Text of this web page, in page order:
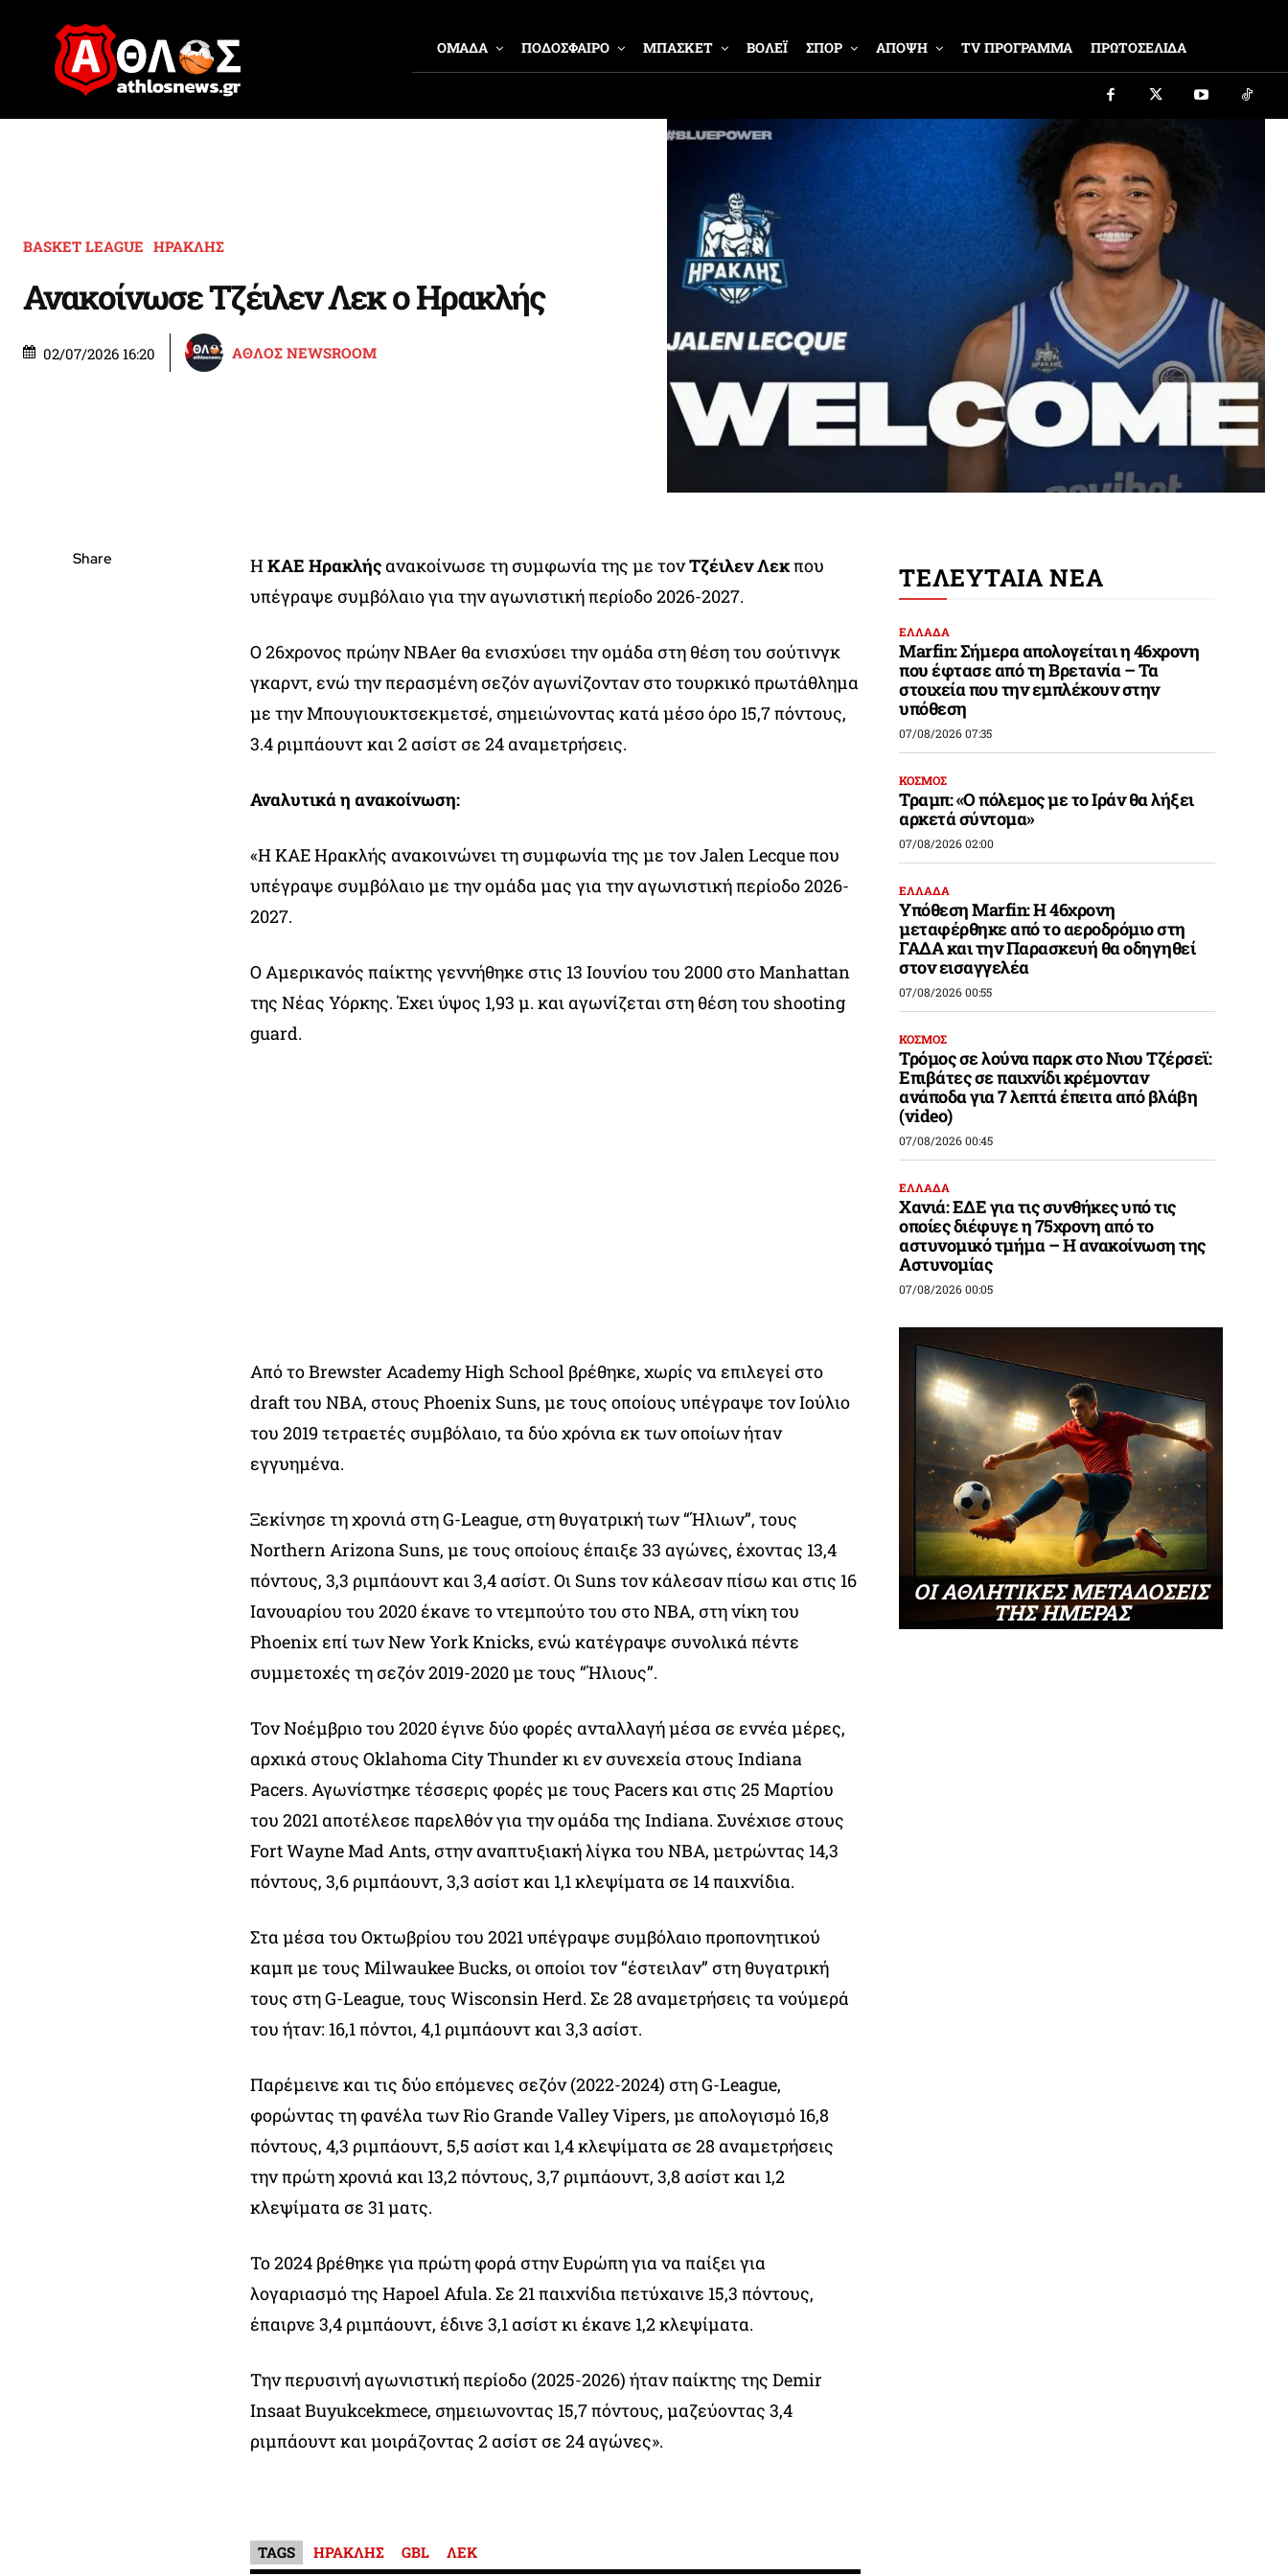
ΟΜΑΔΑ ΠΟΔΟΣΦΑΙΡΟ ΜΠΑΣΚΕΤ ΒΟΛΕΪ ΣΠΟΡ ΑΠΟΨΗ TV ΠΡΟΓΡΑΜΜΑ ΠΡΩΤΟΣΕΛΙΔΑ
BASKET LEAGUE ΗΡΑΚΛΗΣ
Ανακοίνωσε Τζέιλεν Λεκ ο Ηρακλής
02/07/2026 16:20 ΑΘΛΟΣ NEWSROOM
Share ΗΚΑΕ Ηρακλήςανακοίνωσε τη συμφωνία της με τονΤζέιλεν Λεκπου
υπέγραψε συμβόλαιο για την αγωνιστική περίοδο 2026-2027.
Ο 26χρονος πρώην NBAer θα ενισχύσει την ομάδα στη θέση του σούτινγκ
γκαρντ, ενώ την περασμένη σεζόν αγωνίζονταν στο τουρκικό πρωτάθλημα
με την Μπουγιουκτσεκμετσέ, σημειώνοντας κατά μέσο όρο 15,7 πόντους,
3.4 ριμπάουντ και 2 ασίστ σε 24 αναμετρήσεις.
Αναλυτικά η ανακοίνωση:
«Η ΚΑΕ Ηρακλής ανακοινώνει τη συμφωνία της με τον Jalen Lecque που
υπέγραψε συμβόλαιο με την ομάδα μας για την αγωνιστική περίοδο 2026-
2027.
Ο Αμερικανός παίκτης γεννήθηκε στις 13 Ιουνίου του 2000 στο Manhattan
της Νέας Υόρκης. Έχει ύψος 1,93 μ. και αγωνίζεται στη θέση του shooting
guard.
Από το Brewster Academy High School βρέθηκε, χωρίς να επιλεγεί στο
draft του NBA, στους Phoenix Suns, με τους οποίους υπέγραψε τον Ιούλιο
του 2019 τετραετές συμβόλαιο, τα δύο χρόνια εκ των οποίων ήταν
εγγυημένα.
Ξεκίνησε τη χρονιά στη G-League, στη θυγατρική των “Ήλιων”, τους
Northern Arizona Suns, με τους οποίους έπαιξε 33 αγώνες, έχοντας 13,4
πόντους, 3,3 ριμπάουντ και 3,4 ασίστ. Οι Suns τον κάλεσαν πίσω και στις 16
Ιανουαρίου του 2020 έκανε το ντεμπούτο του στο ΝΒΑ, στη νίκη του
Phoenix επί των New York Knicks, ενώ κατέγραψε συνολικά πέντε
συμμετοχές τη σεζόν 2019-2020 με τους “Ήλιους”.
Τον Νοέμβριο του 2020 έγινε δύο φορές ανταλλαγή μέσα σε εννέα μέρες,
αρχικά στους Oklahoma City Thunder κι εν συνεχεία στους Indiana
Pacers. Αγωνίστηκε τέσσερις φορές με τους Pacers και στις 25 Μαρτίου
του 2021 αποτέλεσε παρελθόν για την ομάδα της Indiana. Συνέχισε στους
Fort Wayne Mad Ants, στην αναπτυξιακή λίγκα του ΝΒΑ, μετρώντας 14,3
πόντους, 3,6 ριμπάουντ, 3,3 ασίστ και 1,1 κλεψίματα σε 14 παιχνίδια.
Στα μέσα του Οκτωβρίου του 2021 υπέγραψε συμβόλαιο προπονητικού
καμπ με τους Milwaukee Bucks, οι οποίοι τον “έστειλαν” στη θυγατρική
τους στη G-League, τους Wisconsin Herd. Σε 28 αναμετρήσεις τα νούμερά
του ήταν: 16,1 πόντοι, 4,1 ριμπάουντ και 3,3 ασίστ.
Παρέμεινε και τις δύο επόμενες σεζόν (2022-2024) στη G-League,
φορώντας τη φανέλα των Rio Grande Valley Vipers, με απολογισμό 16,8
πόντους, 4,3 ριμπάουντ, 5,5 ασίστ και 1,4 κλεψίματα σε 28 αναμετρήσεις
την πρώτη χρονιά και 13,2 πόντους, 3,7 ριμπάουντ, 3,8 ασίστ και 1,2
κλεψίματα σε 31 ματς.
Το 2024 βρέθηκε για πρώτη φορά στην Ευρώπη για να παίξει για
λογαριασμό της Hapoel Afula. Σε 21 παιχνίδια πετύχαινε 15,3 πόντους,
έπαιρνε 3,4 ριμπάουντ, έδινε 3,1 ασίστ κι έκανε 1,2 κλεψίματα.
Την περυσινή αγωνιστική περίοδο (2025-2026) ήταν παίκτης της Demir
Insaat Buyukcekmece, σημειωνοντας 15,7 πόντους, μαζεύοντας 3,4
ριμπάουντ και μοιράζοντας 2 ασίστ σε 24 αγώνες».
TAGS ΗΡΑΚΛΗΣ GBL ΛΕΚ
ΤΕΛΕΥΤΑΙΑ ΝΕΑ
ΕΛΛΑΔΑ
Marfin: Σήμερα απολογείται η 46χρονη
που έφτασε από τη Βρετανία – Τα
στοιχεία που την εμπλέκουν στην
υπόθεση
07/08/2026 07:35
ΚΟΣΜΟΣ
Τραμπ: «Ο πόλεμος με το Ιράν θα λήξει
αρκετά σύντομα»
07/08/2026 02:00
ΕΛΛΑΔΑ
Υπόθεση Marfin: Η 46χρονη
μεταφέρθηκε από το αεροδρόμιο στη
ΓΑΔΑ και την Παρασκευή θα οδηγηθεί
στον εισαγγελέα
07/08/2026 00:55
ΚΟΣΜΟΣ
Τρόμος σε λούνα παρκ στο Νιου Τζέρσεϊ:
Επιβάτες σε παιχνίδι κρέμονταν
ανάποδα για 7 λεπτά έπειτα από βλάβη
(video)
07/08/2026 00:45
ΕΛΛΑΔΑ
Χανιά: ΕΔΕ για τις συνθήκες υπό τις
οποίες διέφυγε η 75χρονη από το
αστυνομικό τμήμα – Η ανακοίνωση της
Αστυνομίας
07/08/2026 00:05
ΟΙ ΑΘΛΗΤΙΚΕΣ ΜΕΤΑΔΟΣΕΙΣ
ΤΗΣ ΗΜΕΡΑΣ